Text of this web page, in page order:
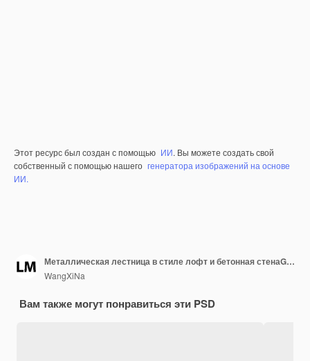
Этот ресурс был создан с помощью ИИ. Вы можете создать свой
собственный с помощью нашего генератора изображений на основе
ИИ.
Металлическая лестница в стиле лофт и бетонная стенаGenerative AI
WangXiNa
Вам также могут понравиться эти PSD